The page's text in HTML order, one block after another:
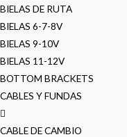
BIELAS DE RUTA
BIELAS 6-7-8V
BIELAS 9-10V
BIELAS 11-12V
BOTTOM BRACKETS
CABLES Y FUNDAS
CABLE DE CAMBIO